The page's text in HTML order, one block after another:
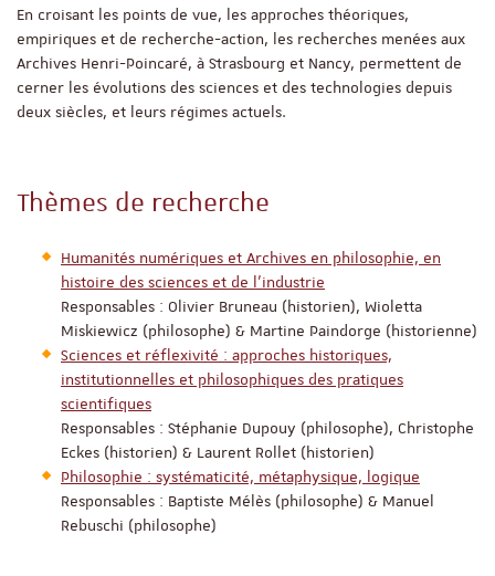
En croisant les points de vue, les approches théoriques,
empiriques et de recherche-action, les recherches menées aux
Archives Henri-Poincaré, à Strasbourg et Nancy, permettent de
cerner les évolutions des sciences et des technologies depuis
deux siècles, et leurs régimes actuels.
Thèmes de recherche
Humanités numériques et Archives en philosophie, en
histoire des sciences et de l'industrie
Responsables : Olivier Bruneau (historien), Wioletta
Miskiewicz (philosophe) & Martine Paindorge (historienne)
Sciences et réflexivité : approches historiques,
institutionnelles et philosophiques des pratiques
scientifiques
Responsables : Stéphanie Dupouy (philosophe), Christophe
Eckes (historien) & Laurent Rollet (historien)
Philosophie : systématicité, métaphysique, logique
Responsables : Baptiste Mélès (philosophe) & Manuel
Rebuschi (philosophe)